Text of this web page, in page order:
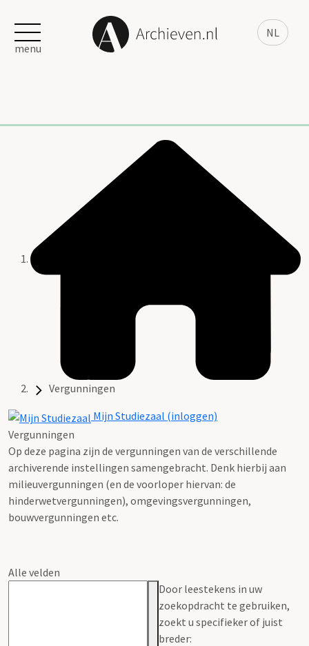
NL
menu
Vergunningen
Mijn Studiezaal (inloggen)
Vergunningen
Op deze pagina zijn de vergunningen van de verschillende
archiverende instellingen samengebracht. Denk hierbij aan
milieuvergunningen (en de voorloper hiervan: de
hinderwetvergunningen), omgevingsvergunningen,
bouwvergunningen etc.
Alle velden
Door leestekens in uw
zoekopdracht te gebruiken,
zoekt u specifieker of juist
breder: